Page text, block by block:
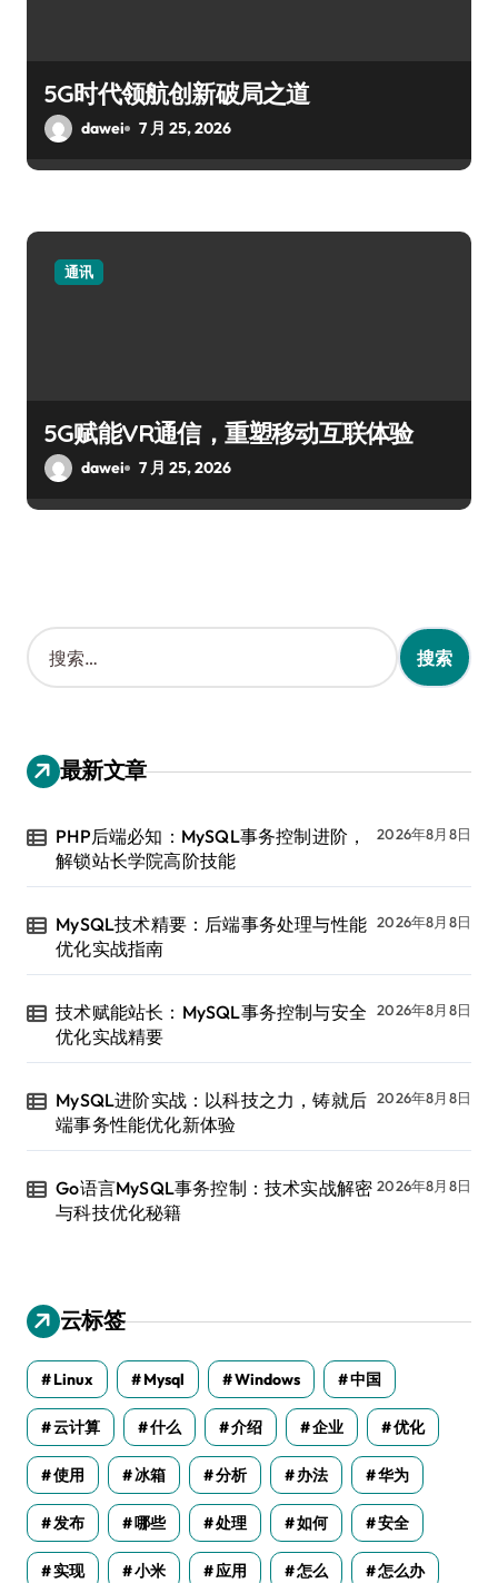
5G时代领航创新破局之道
dawei 7 月 25, 2026
通讯
5G赋能VR通信，重塑移动互联体验
dawei 7 月 25, 2026
搜
索
：
最新文章
PHP后端必知：MySQL事务控制进阶，
解锁站长学院高阶技能
2026年8月8日
MySQL技术精要：后端事务处理与性能
优化实战指南
2026年8月8日
技术赋能站长：MySQL事务控制与安全
优化实战精要
2026年8月8日
MySQL进阶实战：以科技之力，铸就后
端事务性能优化新体验
2026年8月8日
Go语言MySQL事务控制：技术实战解密
与科技优化秘籍
2026年8月8日
云标签
Linux Mysql Windows 中国
云计算 什么 介绍 企业 优化
使用 冰箱 分析 办法 华为
发布 哪些 处理 如何 安全
实现 小米 应用 怎么 怎么办